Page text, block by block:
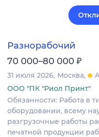
Разнорабочий
70 000–80 000 ₽
31 июля 2026 Москва
ООО "ПК "Риол Принт"
Обязанности: Работа в
оборудовании, всему
разгрузочные работы
печатной продукции